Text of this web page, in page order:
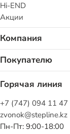
Hi-END
Акции
Компания
Покупателю
Горячая линия
+7 (747) 094 11 47
zvonok@stepline.kz
Пн-Пт: 9:00-18:00